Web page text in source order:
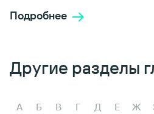
Подробнее
Другие разделы
А Б В Г Д Е Ж